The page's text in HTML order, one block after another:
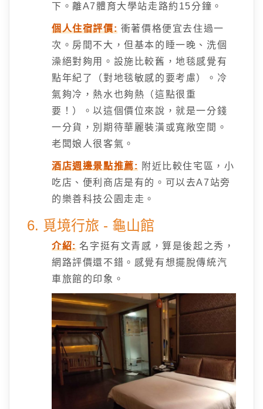
下。離A7體育大學站走路約15分鐘。
個人住宿評價: 衝著價格便宜去住過一
次。房間不大，但基本的睡一晚、洗個
澡絕對夠用。設施比較舊，地毯感覺有
點年紀了（對地毯敏感的要考慮）。冷
氣夠冷，熱水也夠熱（這點很重
要！）。以這個價位來說，就是一分錢
一分貨，別期待華麗裝潢或寬敞空間。
老闆娘人很客氣。
酒店週邊景點推薦: 附近比較住宅區，小
吃店、便利商店是有的。可以去A7站旁
的樂善科技公園走走。
6. 覓境行旅 - 龜山館
介紹:名字挺有文青感，算是後起之秀，
網路評價還不錯。感覺有想擺脫傳統汽
車旅館的印象。